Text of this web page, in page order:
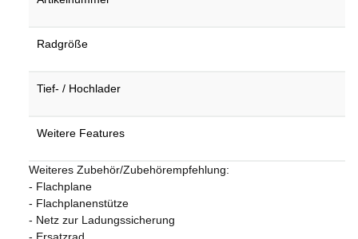
Radgröße
Tief- / Hochlader
Weitere Features
Weiteres Zubehör/Zubehörempfehlung:
- Flachplane
- Flachplanenstütze
- Netz zur Ladungssicherung
- Ersatzrad